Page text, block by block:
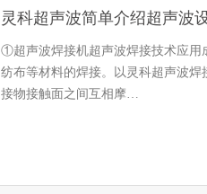
灵科超声波简单介绍超声波
①超声波焊接机超声波焊接技术应用
纺布等材料的焊接。以灵科超声波
接物接触面之间互相摩…